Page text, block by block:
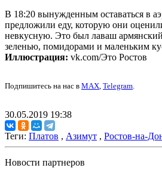
В 18:20 вынужденным оставаться в
предложили еду, которую они
невкусную. Это был лаваш
зеленью, помидорами и маленьким
Иллюстрация: vk.com/Это Ростов
Подпишитесь на нас в MAX, Telegram.
30.05.2019 19:38
Теги: Платов , Азимут , Ростов-на-
Новости партнеров